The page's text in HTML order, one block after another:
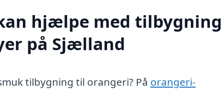
hjælpe med tilbygning
på Sjælland
tilbygning til orangeri? På orangeri-